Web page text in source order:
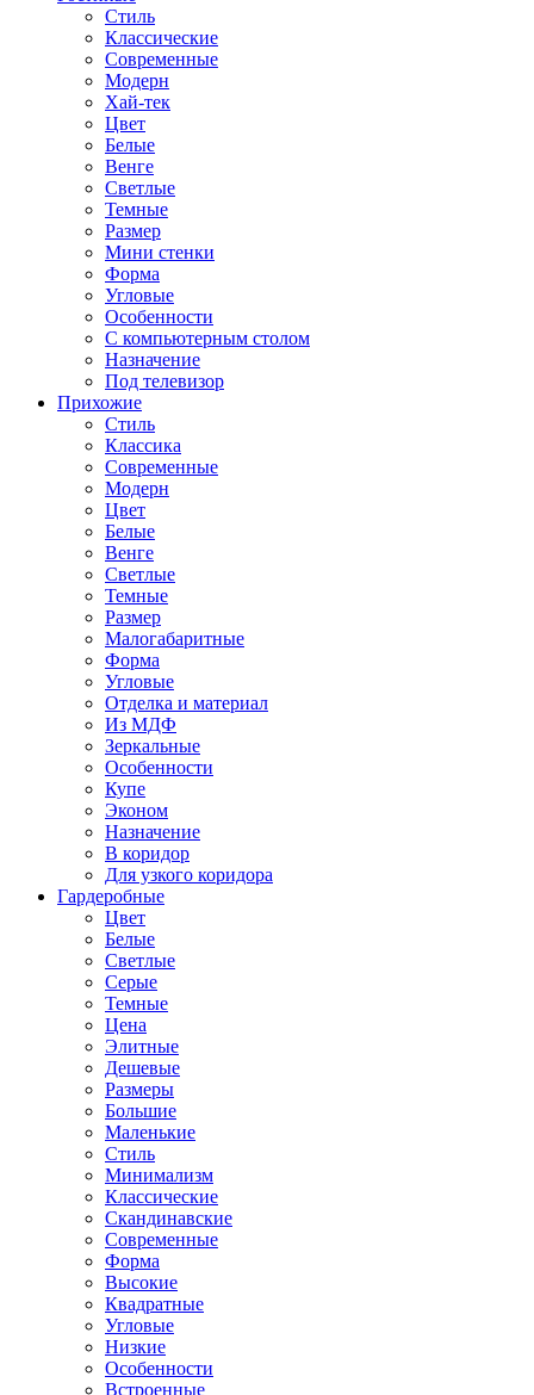
Стиль
Классические
Современные
Модерн
Хай-тек
Цвет
Белые
Венге
Светлые
Темные
Размер
Мини стенки
Форма
Угловые
Особенности
С компьютерным столом
Назначение
Под телевизор
Прихожие
Стиль
Классика
Современные
Модерн
Цвет
Белые
Венге
Светлые
Темные
Размер
Малогабаритные
Форма
Угловые
Отделка и материал
Из МДФ
Зеркальные
Особенности
Купе
Эконом
Назначение
В коридор
Для узкого коридора
Гардеробные
Цвет
Белые
Светлые
Серые
Темные
Цена
Элитные
Дешевые
Размеры
Большие
Маленькие
Стиль
Минимализм
Классические
Скандинавские
Современные
Форма
Высокие
Квадратные
Угловые
Низкие
Особенности
Встроенные